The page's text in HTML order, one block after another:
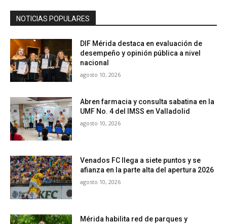
NOTICIAS POPULARES
DIF Mérida destaca en evaluación de
desempeño y opinión pública a nivel
nacional
agosto 10, 2026
Abren farmacia y consulta sabatina en la
UMF No. 4 del IMSS en Valladolid
agosto 10, 2026
Venados FC llega a siete puntos y se
afianza en la parte alta del apertura 2026
agosto 10, 2026
Mérida habilita red de parques y